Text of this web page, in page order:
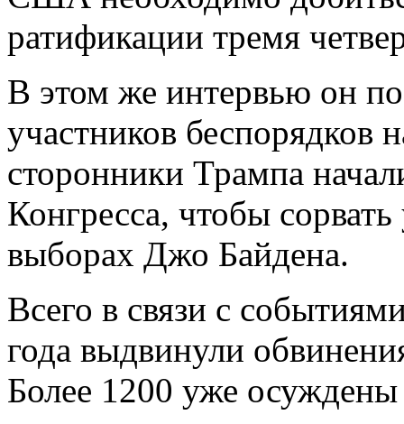
ратификации тремя
В этом же интервью он
участников беспорядков
сторонники Трампа
Конгресса, чтобы
выборах Джо Байдена.
Всего в связи с
года выдвинули
Более 1200 уже